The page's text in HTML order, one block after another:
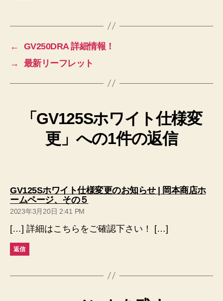
←
GV250DRA 詳細情報！
→
最新リーフレット
「GV125Sホワイト仕様変
更」への1件の返信
GV125Sホワイト仕様変更のお知らせ | 岡本商店ホ
ームページ、その５
2023年3月20日 2:41 PM
[…] 詳細はこちらをご確認下さい！ […]
返信